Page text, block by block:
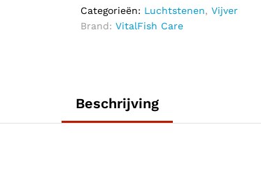
Categorieën: Luchtstenen,Vijver
Brand:VitalFish Care
Beschrijving